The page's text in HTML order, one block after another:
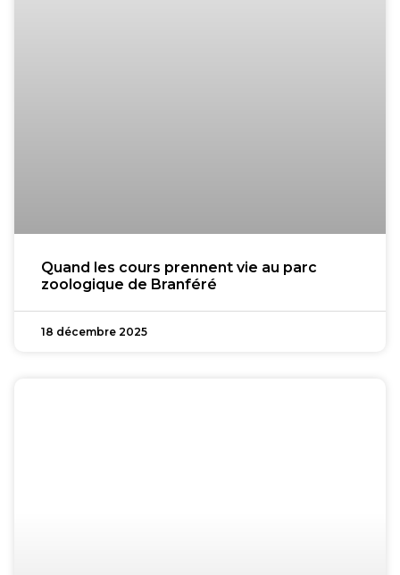
Quand les cours prennent vie au parc
zoologique de Branféré
18 décembre 2025